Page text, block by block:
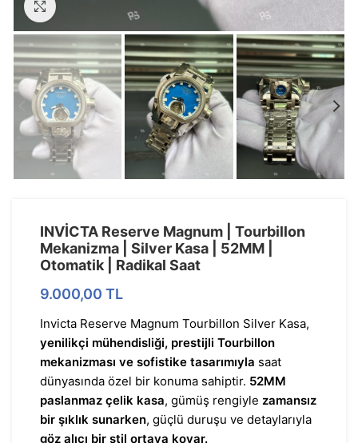
INVİCTA Reserve Magnum | Tourbillon
Mekanizma | Silver Kasa | 52MM |
Otomatik | Radikal Saat
9.000,00 TL
Invicta Reserve Magnum Tourbillon Silver Kasa,
yenilikçi mühendisliği, prestijli Tourbillon
mekanizması ve sofistike tasarımıyla saat
dünyasında özel bir konuma sahiptir. 52MM
paslanmaz çelik kasa, gümüş rengiyle zamansız
bir şıklık sunarken, güçlü duruşu ve detaylarıyla
göz alıcı bir stil ortaya koyar.